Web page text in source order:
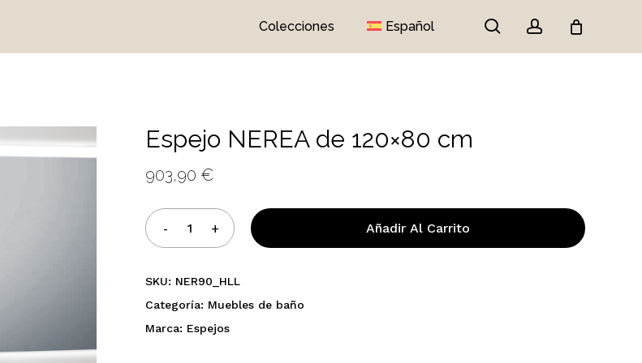
Colecciones Español search account
Espejo NEREA de 120×80 cm
903,90 €
Añadir Al Carrito
SKU: NER90_HLL
Categoría: Muebles de baño
Marca: Espejos